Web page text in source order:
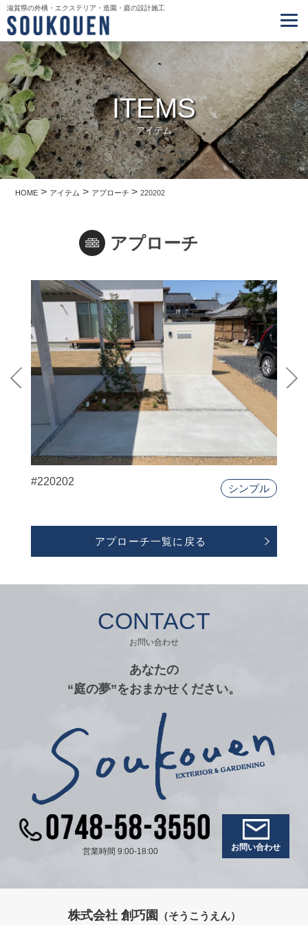
滋賀県の外構・エクステリア・造園・庭の設計施工
ITEMS
アイテム
HOME > アイテム > アプローチ>220202
アプローチ
#220202
シンプル
アプローチ一覧に戻る
CONTACT
お問い合わせ
あなたの
“庭の夢”をおまかせください。
営業時間 9:00-18:00 お問い合わせ
株式会社 創巧園 （そうこうえん）